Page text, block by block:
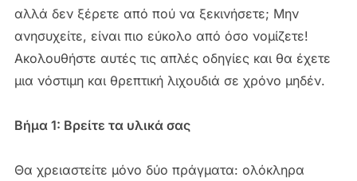
αλλά δεν ξέρετε από πού να ξεκινήσετε; Μην
ανησυχείτε, είναι πιο εύκολο από όσο νομίζετε!
Ακολουθήστε αυτές τις απλές οδηγίες και θα έχετε
μια νόστιμη και θρεπτική λιχουδιά σε χρόνο μηδέν.
Βήμα 1: Βρείτε τα υλικά σας
Θα χρειαστείτε μόνο δύο πράγματα: ολόκληρα